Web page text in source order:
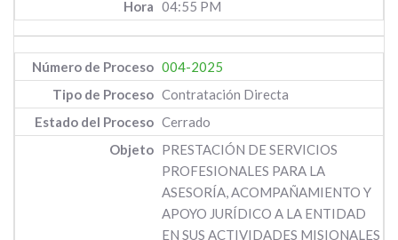
04:55 PM
004-2025
Contratación Directa
Cerrado
PRESTACIÓN DE SERVICIOS
PROFESIONALES PARA LA
ASESORÍA, ACOMPAÑAMIENTO Y
APOYO JURÍDICO A LA ENTIDAD
EN SUS ACTIVIDADES MISIONALES